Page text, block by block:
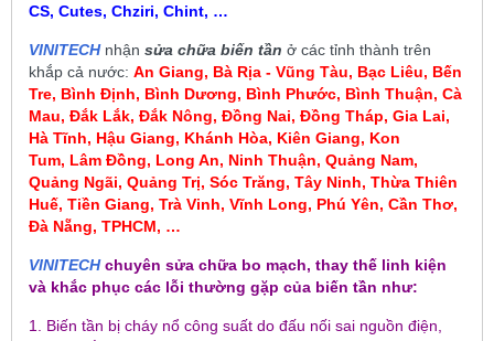
CS, Cutes, Chziri, Chint, …
VINITECHnhận sửa chữa biến tần ở các tỉnh thành trên
khắp cả nước: An Giang, Bà Rịa - Vũng Tàu, Bạc Liêu, Bến
Tre, Bình Định, Bình Dương, Bình Phước, Bình Thuận, Cà
Mau, Đắk Lắk, Đắk Nông, Đồng Nai, Đồng Tháp, Gia Lai,
Hà Tĩnh, Hậu Giang, Khánh Hòa, Kiên Giang, Kon
Tum, Lâm Đồng, Long An, Ninh Thuận, Quảng Nam,
Quảng Ngãi, Quảng Trị, Sóc Trăng, Tây Ninh, Thừa Thiên
Huế, Tiền Giang, Trà Vinh, Vĩnh Long, Phú Yên, Cần Thơ,
Đà Nẵng, TPHCM, …
VINITECHchuyên sửa chữa bo mạch, thay thế linh kiện
và khắc phục các lỗi thường gặp của biến tần như:
1. Biến tần bị cháy nổ công suất do đấu nối sai nguồn điện,